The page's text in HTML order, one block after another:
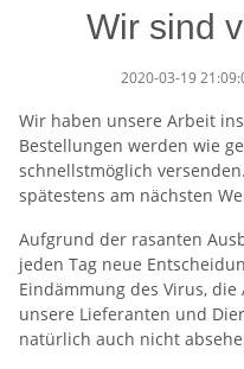
Wir sind
2020-03-19
Wir haben unsere Arbeit
Bestellungen werden wie
schnellstmöglich
spätestens am nächsten
Aufgrund der rasanten
jeden Tag neue
Eindämmung des Virus,
unsere Lieferanten und
natürlich auch nicht